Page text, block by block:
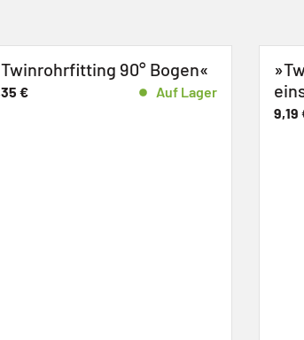
»Twinrohrfitting 90° mit
einseitiger Hülse«
Auf Lager